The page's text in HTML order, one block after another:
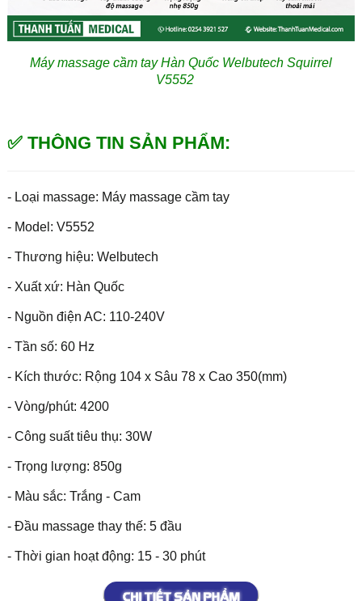
Máy massage cầm tay Hàn Quốc Welbutech Squirrel
V5552
✅ THÔNG TIN SẢN PHẨM:
- Loại massage: Máy massage cầm tay
- Model: V5552
- Thương hiệu: Welbutech
- Xuất xứ: Hàn Quốc
- Nguồn điện AC: 110-240V
- Tần số: 60 Hz
- Kích thước: Rộng 104 x Sâu 78 x Cao 350(mm)
- Vòng/phút: 4200
- Công suất tiêu thụ: 30W
- Trọng lượng: 850g
- Màu sắc: Trắng - Cam
- Đầu massage thay thế: 5 đầu
- Thời gian hoạt động: 15 - 30 phút